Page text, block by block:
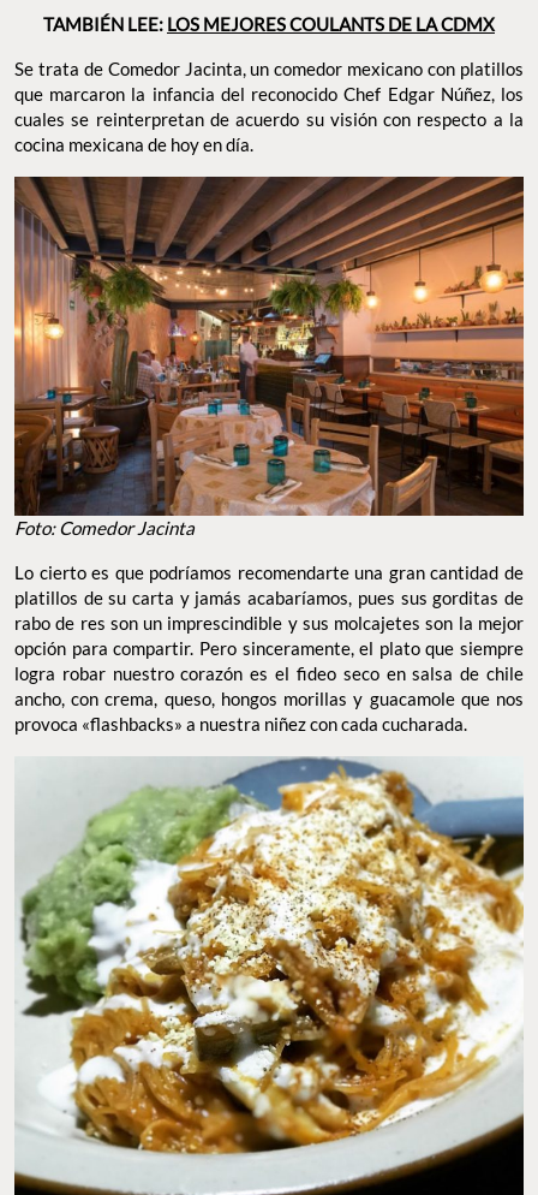
TAMBIÉN LEE: LOS MEJORES COULANTS DE LA CDMX
Se trata de Comedor Jacinta, un comedor mexicano con platillos
que marcaron la infancia del reconocido Chef Edgar Núñez, los
cuales se reinterpretan de acuerdo su visión con respecto a la
cocina mexicana de hoy en día.
Foto: Comedor Jacinta
Lo cierto es que podríamos recomendarte una gran cantidad de
platillos de su carta y jamás acabaríamos, pues sus gorditas de
rabo de res son un imprescindible y sus molcajetes son la mejor
opción para compartir. Pero sinceramente, el plato que siempre
logra robar nuestro corazón es el fideo seco en salsa de chile
ancho, con crema, queso, hongos morillas y guacamole que nos
provoca «flashbacks» a nuestra niñez con cada cucharada.